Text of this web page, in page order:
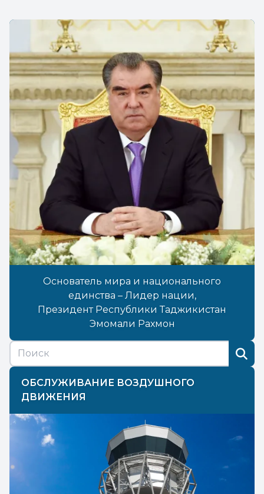
Основатель мира и национального
единства – Лидер нации,
Президент Республики Таджикистан
Эмомали Рахмон
ОБСЛУЖИВАНИЕ ВОЗДУШНОГО
ДВИЖЕНИЯ